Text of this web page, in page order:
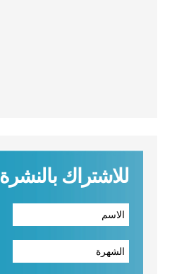
للاشتراك بالنشرة